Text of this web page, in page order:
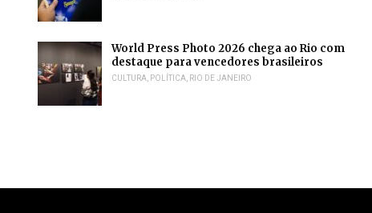
World Press Photo 2026 chega ao Rio com
destaque para vencedores brasileiros
CULTURA, POLÍTICA, RIO DE JANEIRO